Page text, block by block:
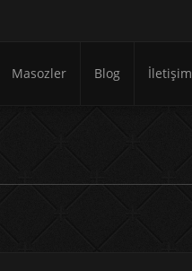
Masozler Blog İletişim